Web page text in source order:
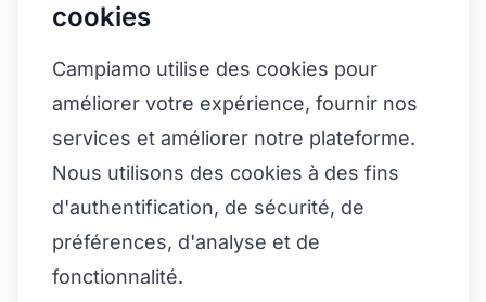
cookies
Campiamo utilise des cookies pour
améliorer votre expérience, fournir nos
services et améliorer notre plateforme.
Nous utilisons des cookies à des fins
d'authentification, de sécurité, de
préférences, d'analyse et de
fonctionnalité.